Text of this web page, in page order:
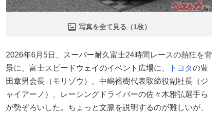
写真を全て見る（1枚）
2026年6月5日、スーパー耐久富士24時間レースの熱狂を背
景に、富士スピードウェイのイベント広場に、
トヨタの豊
田章男会長（モリゾウ）、中嶋裕樹代表取締役副社長（ジ
ャイアーノ）、レーシングドライバーの佐々木雅弘選手ら
が勢ぞろいした。ちょっと文脈を説明するのが難しいが、